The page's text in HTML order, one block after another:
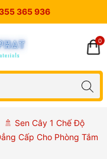
365 936
0
🚿 Sen Cây 1 Chế Độ
Cấp Cho Phòng Tắm